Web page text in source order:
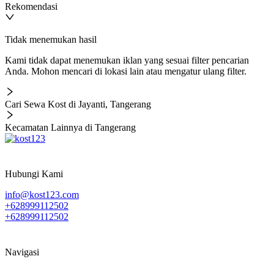
Rekomendasi
Tidak menemukan hasil
Kami tidak dapat menemukan iklan yang sesuai filter pencarian
Anda. Mohon mencari di lokasi lain atau mengatur ulang filter.
Cari Sewa Kost di Jayanti, Tangerang
Kecamatan Lainnya di Tangerang
Hubungi Kami
info@kost123.com
+628999112502
+628999112502
Navigasi